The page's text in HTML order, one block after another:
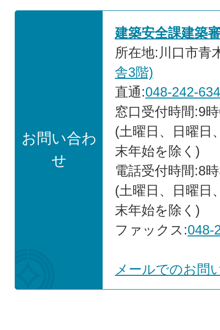
お問い合わ
せ
建築安全課建築
所在地:川口市青
舎3階)
直通:048-242-
窓口受付時間:9
(土曜日、日曜日
末年始を除く)
電話受付時間:8
(土曜日、日曜日
末年始を除く)
ファックス:048-
メールでのお問